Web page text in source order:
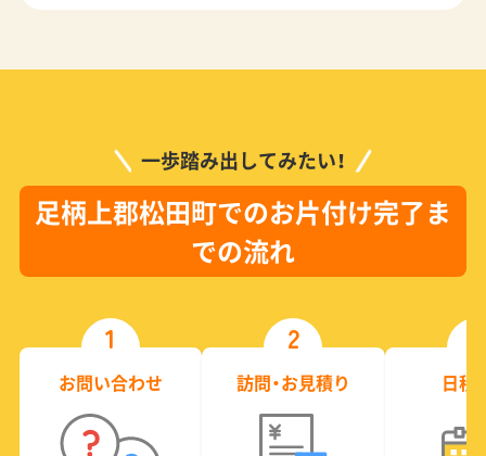
一歩踏み出してみたい！
足柄上郡松田町でのお片付け完了ま
での流れ
1
お問い合わせ
2
訪問・お見積り 日程